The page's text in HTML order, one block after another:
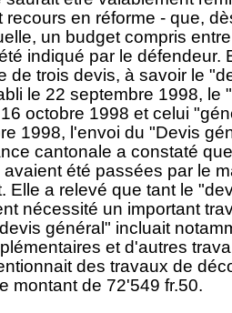
recours en réforme - que,
un budget compris
indiqué par le défendeur.
de trois devis, à savoir le
le 22 septembre 1998, le
octobre 1998 et celui
1998, l'envoi du "Devis
cantonale a constaté
été passées par le
Elle a relevé que tant le
nécessité un important
général" incluait
et d'autres
des travaux de
montant de 72'549 fr.50.